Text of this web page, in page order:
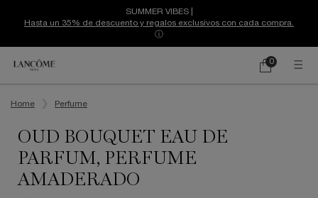
SUMMER VIBES |
Hasta un 35% de descuento y regalos exclusivos con cada compra.
ⓘ
Mi
0
0 producto
Home
Perfume
OUD BOUQUET EAU DE
PARFUM, PERFUME
AMADERADO